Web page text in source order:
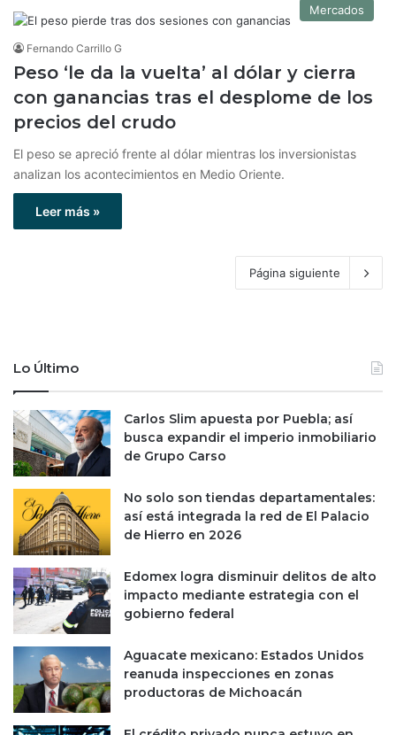
Mercados
Fernando Carrillo G
Peso ‘le da la vuelta’ al dólar y cierra
con ganancias tras el desplome de los
precios del crudo
El peso se apreció frente al dólar mientras los inversionistas
analizan los acontecimientos en Medio Oriente.
Leer más »
Página siguiente
Lo Último
Carlos Slim apuesta por Puebla; así
busca expandir el imperio inmobiliario
de Grupo Carso
No solo son tiendas departamentales:
así está integrada la red de El Palacio
de Hierro en 2026
Edomex logra disminuir delitos de alto
impacto mediante estrategia con el
gobierno federal
Aguacate mexicano: Estados Unidos
reanuda inspecciones en zonas
productoras de Michoacán